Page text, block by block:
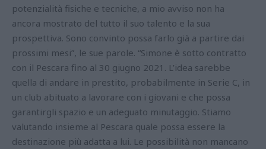
potenzialità fisiche e tecniche, a mio avviso non ha
ancora mostrato del tutto il suo talento e la sua
prospettiva. Sono convinto possa farlo già a partire dai
prossimi mesi”, le sue parole. “Simone è sotto contratto
con il Pescara fino al 30 giugno 2021. L’idea sarebbe
quella di andare in prestito, probabilmente in Serie C, in
un club abituato a lavorare con i giovani e che possa
garantirgli spazio e un adeguato minutaggio. Stiamo
valutando insieme al Pescara quale possa essere la
destinazione più adatta a lui. Le possibilità non mancano